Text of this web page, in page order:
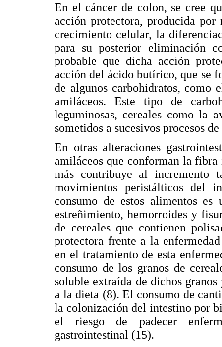
En el cáncer de colon, se cree
acción protectora, producida
crecimiento celular, la
para su posterior eliminación
probable que dicha acción
acción del ácido butírico, que se
de algunos carbohidratos, como
amiláceos. Este tipo de
leguminosas, cereales como la
sometidos a sucesivos procesos
En otras alteraciones
amiláceos que conforman la
más contribuye al incremento
movimientos peristálticos del
consumo de estos alimentos
estreñimiento, hemorroides y
de cereales que contienen
protectora frente a la
en el tratamiento de esta
consumo de los granos de
soluble extraída de dichos
a la dieta (8). El consumo de
la colonización del intestino por
el riesgo de padecer
gastrointestinal (15).